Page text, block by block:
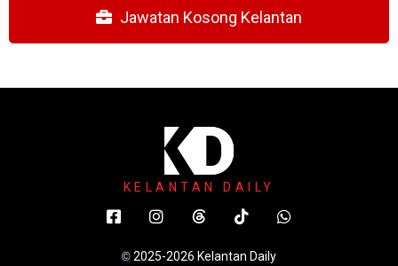
Jawatan Kosong Kelantan
KELANTAN DAILY
© 2025-2026 Kelantan Daily